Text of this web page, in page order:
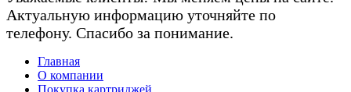
Актуальную информацию уточняйте по
телефону. Спасибо за понимание.
Главная
О компании
Покупка картриджей